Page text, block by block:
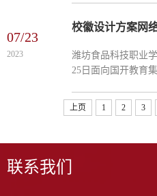
齐鲁酒地。...
07/23
2023
校徽设计方案网
潍坊食品科技职业
25日面向国开教育
起社会热烈反响，
投稿。学院...
上页 1 2 3
联系我们